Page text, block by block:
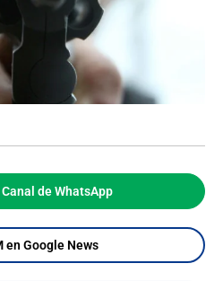
de WhatsApp
en Google News